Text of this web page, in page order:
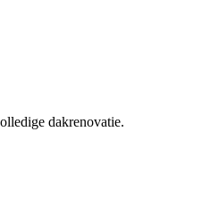
dakrenovatie.